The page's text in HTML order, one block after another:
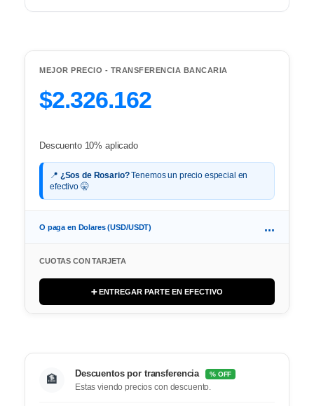
MEJOR PRECIO - TRANSFERENCIA BANCARIA
$2.326.162
Descuento 10% aplicado
📍 ¿Sos de Rosario?Tenemos un precio especial en
efectivo 🤫
O paga en Dolares (USD/USDT) ...
CUOTAS CON TARJETA
➕ ENTREGAR PARTE EN EFECTIVO
🏦 Descuentos por transferencia % OFF
Estas viendo precios con descuento.